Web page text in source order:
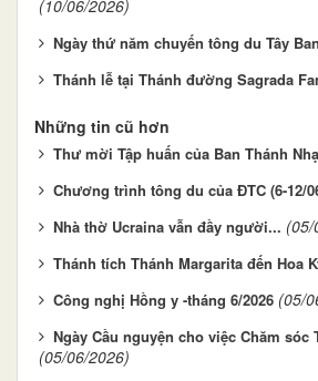
(10/06/2026)
Ngày thứ năm chuyến tông du Tây
Thánh lễ tại Thánh đường Sagrada
Những tin cũ hơn
Thư mời Tập huấn của Ban Thánh
Chương trình tông du của ĐTC (6-12/
Nhà thờ Ucraina vẫn đầy người... (05/
Thánh tích Thánh Margarita đến Hoa
Công nghị Hồng y -tháng 6/2026 (05/
Ngày Cầu nguyện cho việc Chăm sóc
(05/06/2026)